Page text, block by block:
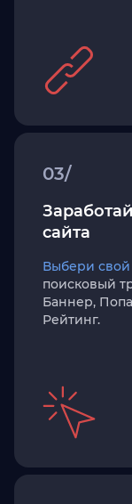
03/
сайта
Выбери
поисковый
Баннер,
Рейтинг.